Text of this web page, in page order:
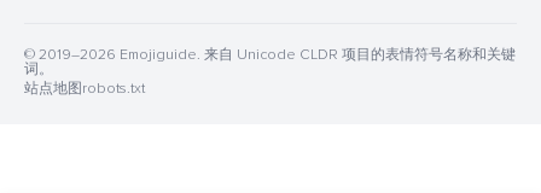
© 2019–2026 Emojiguide. 来自 Unicode CLDR 项目的表情符号名称和关键
词。
站点地图 robots.txt